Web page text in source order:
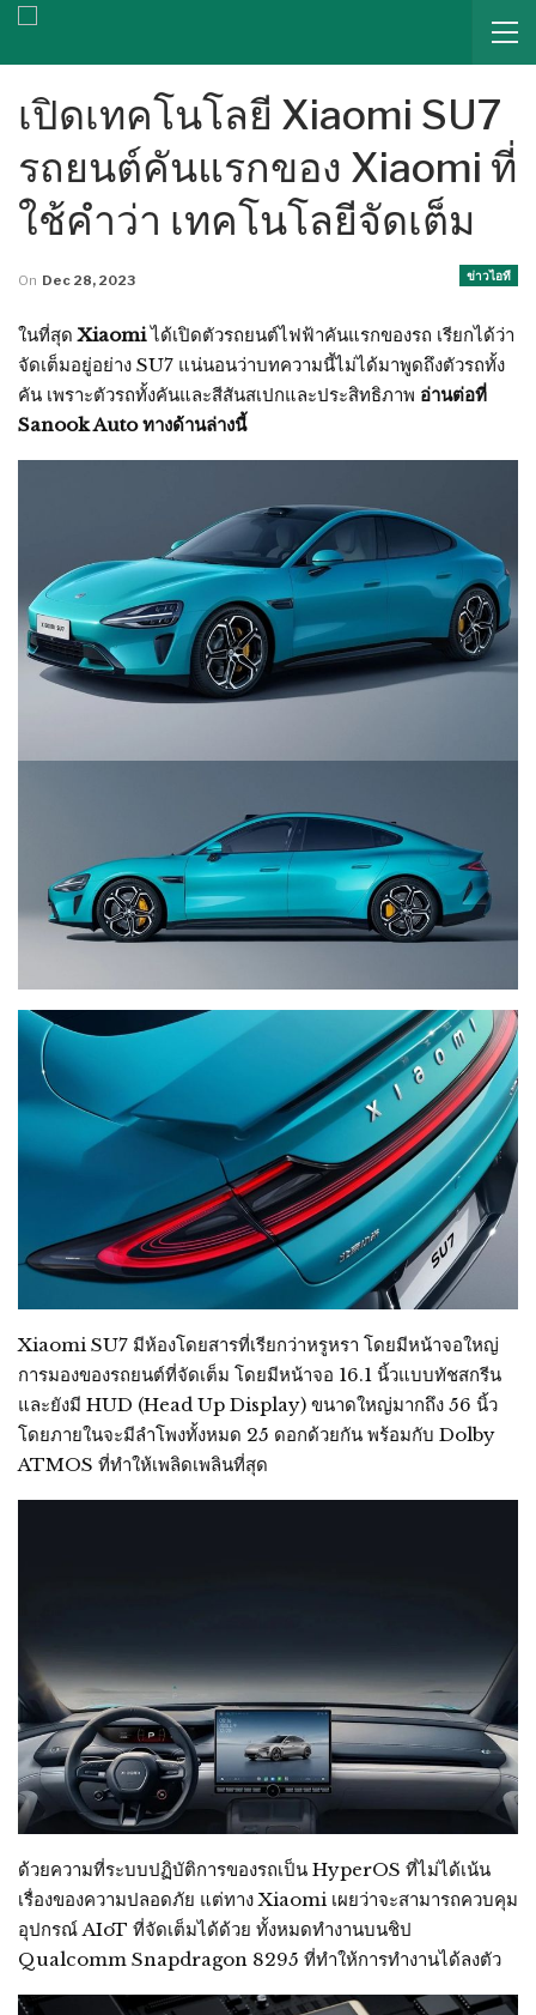
เปิดเทคโนโลยี Xiaomi SU7
รถยนต์คันแรกของ Xiaomi ที่
ใช้คำว่า เทคโนโลยีจัดเต็ม
ข่าวไอที
On Dec 28, 2023
ในที่สุดXiaomiได้เปิดตัวรถยนต์ไฟฟ้าคันแรกของรถ เรียกได้ว่า
จัดเต็มอยู่อย่าง SU7 แน่นอนว่าบทความนี้ไม่ได้มาพูดถึงตัวรถทั้ง
คัน เพราะตัวรถทั้งคันและสีสันสเปกและประสิทธิภาพ อ่านต่อที่
Sanook Auto ทางด้านล่างนี้
Xiaomi SU7 มีห้องโดยสารที่เรียกว่าหรูหรา โดยมีหน้าจอใหญ่
การมองของรถยนต์ที่จัดเต็ม โดยมีหน้าจอ 16.1 นิ้วแบบทัชสกรีน
และยังมี HUD (Head Up Display) ขนาดใหญ่มากถึง 56 นิ้ว
โดยภายในจะมีลำโพงทั้งหมด 25 ดอกด้วยกัน พร้อมกับ Dolby
ATMOS ที่ทำให้เพลิดเพลินที่สุด
ด้วยความที่ระบบปฏิบัติการของรถเป็น HyperOS ที่ไม่ได้เน้น
เรื่องของความปลอดภัย แต่ทาง Xiaomi เผยว่าจะสามารถควบคุม
อุปกรณ์ AIoT ที่จัดเต็มได้ด้วย ทั้งหมดทำงานบนชิป
Qualcomm Snapdragon 8295 ที่ทำให้การทำงานได้ลงตัว